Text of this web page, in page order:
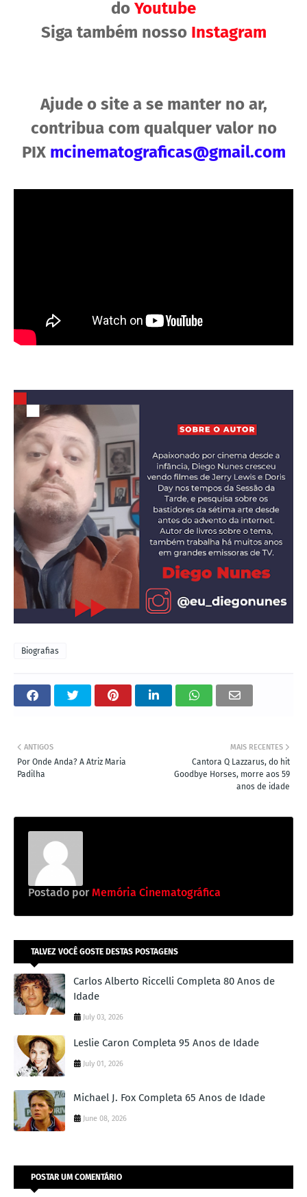
do Youtube
Siga também nosso Instagram
Ajude o site a se manter no ar,
contribua com qualquer valor no
PIX mcinematograficas@gmail.com
Biografias
MAIS RECENTES
Cantora Q Lazzarus, do hit
Goodbye Horses, morre aos 59
anos de idade
ANTIGOS
Por Onde Anda? A Atriz Maria
Padilha
Postado por Memória Cinematográfica
TALVEZ VOCÊ GOSTE DESTAS POSTAGENS
Carlos Alberto Riccelli Completa 80 Anos de
Idade
July 03, 2026
Leslie Caron Completa 95 Anos de Idade
July 01, 2026
Michael J. Fox Completa 65 Anos de Idade
June 08, 2026
POSTAR UM COMENTÁRIO